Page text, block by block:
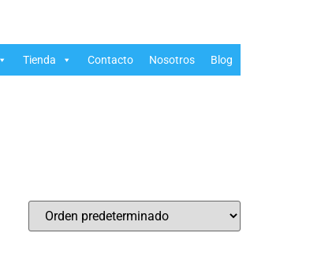
Tienda Contacto Nosotros Blog